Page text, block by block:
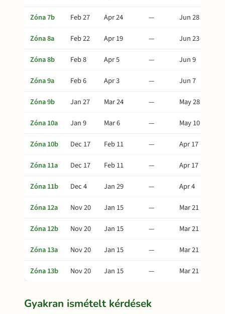
Zóna 7b
Feb 27 Apr 24 —
Jun 28
Zóna 8a
Feb 22 Apr 19 —
Jun 23
Zóna 8b
Feb 8 Apr 5 —
Jun 9
Zóna 9a
Feb 6 Apr 3 —
Jun 7
Zóna 9b
Jan 27 Mar 24 —
May 28
Zóna 10a
Jan 9 Mar 6 —
May 10
Zóna 10b
Dec 17 Feb 11 —
Apr 17
Zóna 11a
Dec 17 Feb 11 —
Apr 17
Zóna 11b
Dec 4 Jan 29 —
Apr 4
Zóna 12a
Nov 20 Jan 15 —
Mar 21
Zóna 12b
Nov 20 Jan 15 —
Mar 21
Zóna 13a
Nov 20 Jan 15 —
Mar 21
Zóna 13b
Nov 20 Jan 15 — Mar 21
Gyakran ismételt kérdések